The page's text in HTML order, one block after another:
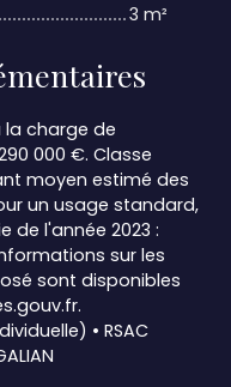
3 m²
la charge de
000 €. Classe
moyen estimé des
un usage standard,
de l'année 2023 :
sur les
sont disponibles
• RSAC